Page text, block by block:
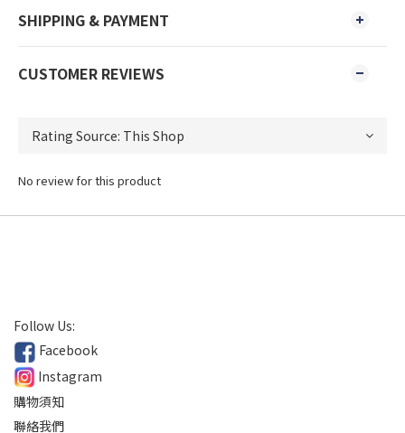
SHIPPING & PAYMENT
CUSTOMER REVIEWS
No review for this product
Follow Us:
Facebook
Instagram
購物須知
聯絡我們